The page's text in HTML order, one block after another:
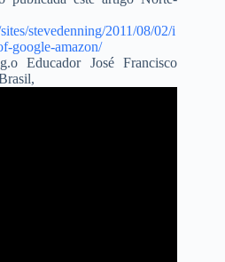
stevedenning/2011/08/02/i
google-amazon/
Educador José Francisco